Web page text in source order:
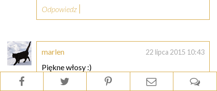
Odpowiedz
marlen 22 lipca 2015 10:43
Piękne włosy :)
Odpowiedz